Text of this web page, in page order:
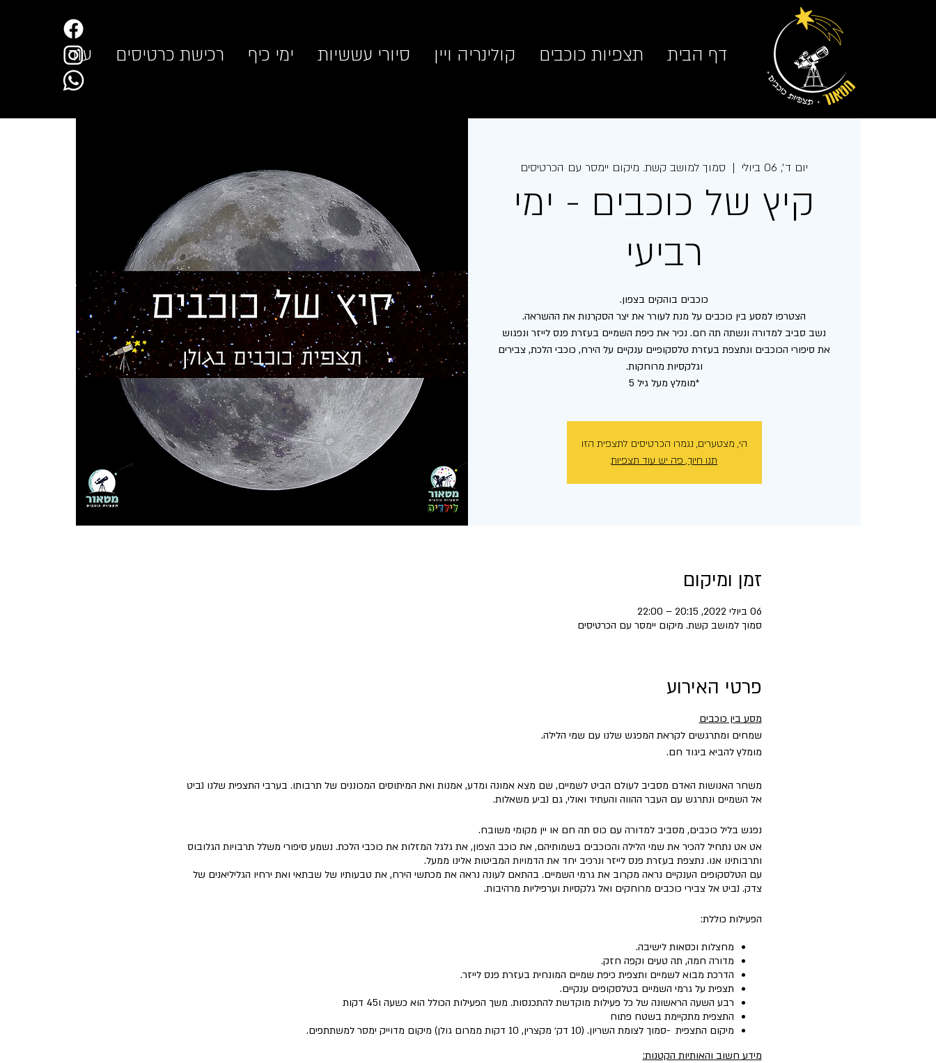
דף הבית תצפיות כוכבים קולינריה ויין סיורי עששיות ימי כיף רכישת כרטיסים עוד
יום ד׳, 06 ביולי
  |
סמוך למושב קשת. מיקום יימסר עם הכרטיסים
קיץ של כוכבים - ימי
רביעי
כוכבים בוהקים בצפון.
הצטרפו למסע בין כוכבים על מנת לעורר את יצר הסקרנות את ההשראה.
נשב סביב למדורה ונשתה תה חם. נכיר את כיפת השמיים בעזרת פנס לייזר ונפגוש
את סיפורי הכוכבים ונתצפת בעזרת טלסקופיים ענקיים על הירח, כוכבי הלכת, צבירים
*מומלץ מעל גיל 5
הי, מצטערים, נגמרו הכרטיסים לתצפית הזו
תנו חיוך, פה יש עוד תצפיות
זמן ומיקום
06 ביולי 2022, 20:15 – 22:00
סמוך למושב קשת. מיקום יימסר עם הכרטיסים
פרטי האירוע
מסע בין כוכבים
שמחים ומתרגשים לקראת המפגש שלנו עם שמי הלילה.
מומלץ להביא ביגוד חם.
משחר האנושות האדם מסביב לעולם הביט לשמיים, שם מצא אמונה ומדע, אמנות ואת המיתוסים המכוננים של תרבותו. בערבי התצפית שלנו נביט
אל השמיים ונתרגש עם העבר ההווה והעתיד ואולי, גם נביע משאלות.
נפגש בליל כוכבים, מסביב למדורה עם כוס תה חם או יין מקומי משובח.
אט אט נתחיל להכיר את שמי הלילה והכוכבים בשמותיהם, את כוכב הצפון, את גלגל המזלות את כוכבי הלכת. נשמע סיפורי משלל תרבויות הגלובוס
ותרבותינו אנו. נתצפת בעזרת פנס לייזר ונרכיב יחד את הדמויות המביטות אלינו ממעל.
עם הטלסקופים הענקיים נראה מקרוב את גרמי השמיים. בהתאם לעונה נראה את מכתשי הירח, את טבעותיו של שבתאי ואת ירחיו הגליליאנים של
צדק. נביט אל צבירי כוכבים מרוחקים ואל גלקסיות וערפיליות מרהיבות.
הפעילות כוללת:
מחצלות וכסאות לישיבה.
מדורה חמה, תה טעים וקפה חזק.
הדרכת מבוא לשמיים ותצפית כיפת שמיים המונחית בעזרת פנס לייזר.
תצפית על גרמי השמיים בטלסקופים ענקיים.
רבע השעה הראשונה של כל פעילות מוקדשת להתכנסות. משך הפעילות הכולל הוא כשעה ו45 דקות
התצפית מתקיימת בשטח פתוח
מיקום התצפית -סמוך לצומת השריון. (10 דק׳ מקצרין, 10 דקות ממרום גולן) מיקום מדוייק ימסר למשתתפים.
מידע חשוב והאותיות הקטנות: